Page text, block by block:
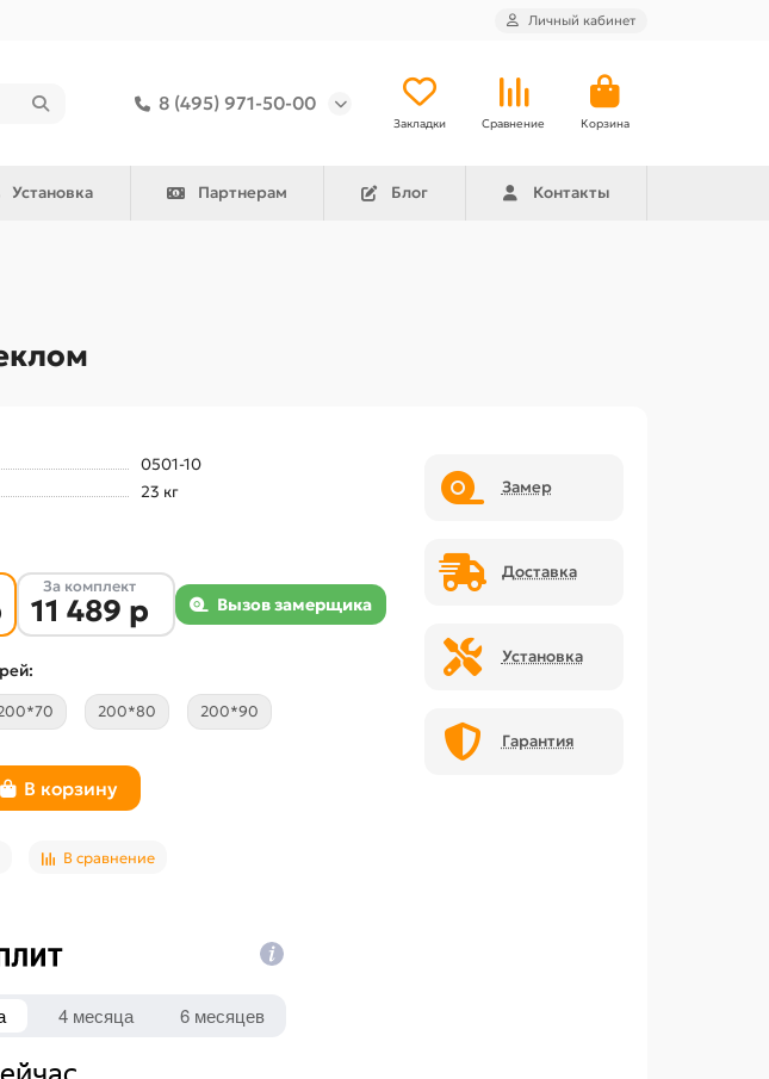
Личный кабинет
8 (495) 971-50-00
Закладки Сравнение Корзина
Установка Партнерам Блог Контакты
0501-10
23 кг
За комплект
11 489 р Вызов замерщика
200*80 200*90
В корзину
В сравнение
Замер
Доставка
Установка
Гарантия